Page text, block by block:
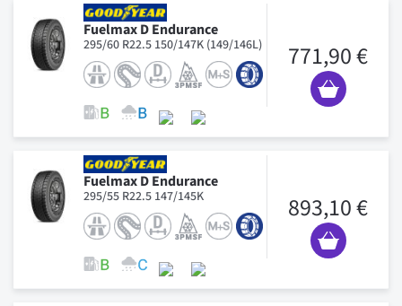
Fuelmax D Endurance
295/60 R22.5 150/147K (149/146L) 771,90 €
Fuelmax D Endurance
295/55 R22.5 147/145K 893,10 €